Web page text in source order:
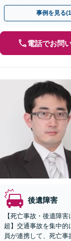
費用特約の利用可】
事例を見る
電話でお問
後遺障害
【死亡事故・後遺障
超】交通事故を集中
員が連携して、死亡